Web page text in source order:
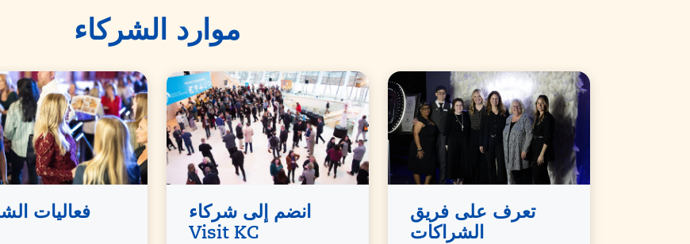
موارد الشركاء
تعرف على فريق
الشراكات
انضم إلى شركاء
Visit KC
فعاليات